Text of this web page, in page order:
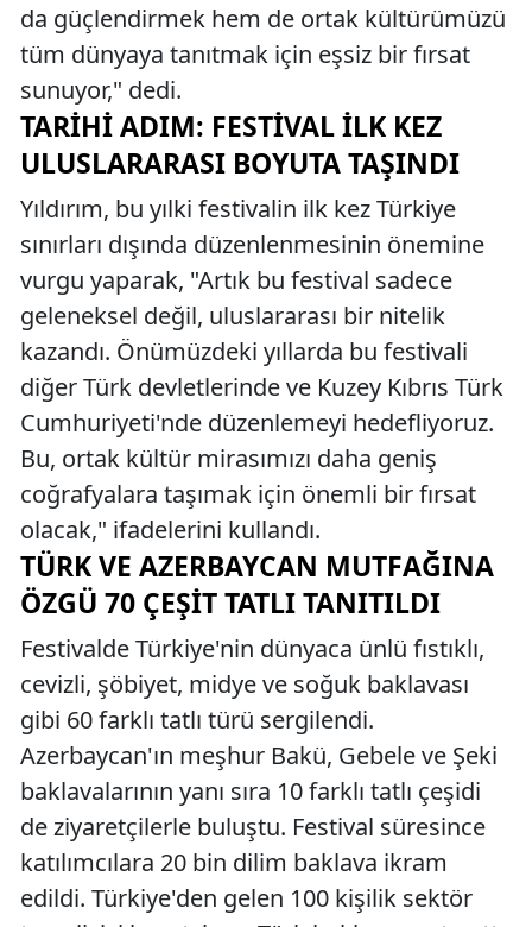
da güçlendirmek hem de ortak kültürümüzü
tüm dünyaya tanıtmak için eşsiz bir fırsat
sunuyor," dedi.
TARIHI ADIM: FESTIVAL İLK KEZ
ULUSLARARASI BOYUTA TAŞINDI
Yıldırım, bu yılki festivalin ilk kez Türkiye
sınırları dışında düzenlenmesinin önemine
vurgu yaparak, "Artık bu festival sadece
geleneksel değil, uluslararası bir nitelik
kazandı. Önümüzdeki yıllarda bu festivali
diğer Türk devletlerinde ve Kuzey Kıbrıs Türk
Cumhuriyeti'nde düzenlemeyi hedefliyoruz.
Bu, ortak kültür mirasımızı daha geniş
coğrafyalara taşımak için önemli bir fırsat
olacak," ifadelerini kullandı.
TÜRK VE AZERBAYCAN MUTFAĞINA
ÖZGÜ 70 ÇEŞIT TATLI TANITILDI
Festivalde Türkiye'nin dünyaca ünlü fıstıklı,
cevizli, şöbiyet, midye ve soğuk baklavası
gibi 60 farklı tatlı türü sergilendi.
Azerbaycan'ın meşhur Bakü, Gebele ve Şeki
baklavalarının yanı sıra 10 farklı tatlı çeşidi
de ziyaretçilerle buluştu. Festival süresince
katılımcılara 20 bin dilim baklava ikram
edildi. Türkiye'den gelen 100 kişilik sektör